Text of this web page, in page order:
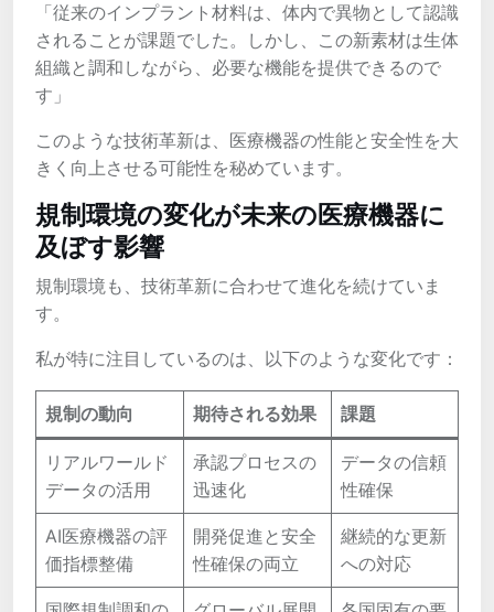
「従来のインプラント材料は、体内で異物として認識
されることが課題でした。しかし、この新素材は生体
組織と調和しながら、必要な機能を提供できるので
す」
このような技術革新は、医療機器の性能と安全性を大
きく向上させる可能性を秘めています。
規制環境の変化が未来の医療機器に
及ぼす影響
規制環境も、技術革新に合わせて進化を続けていま
す。
私が特に注目しているのは、以下のような変化です：
規制の動向 期待される効果 課題
リアルワールド
データの活用
承認プロセスの
迅速化
データの信頼
性確保
AI医療機器の評
価指標整備
開発促進と安全
性確保の両立
継続的な更新
への対応